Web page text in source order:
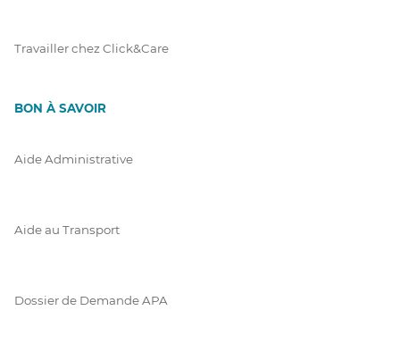
Travailler chez Click&Care
BON À SAVOIR
Aide Administrative
Aide au Transport
Dossier de Demande APA